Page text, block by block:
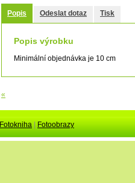
Popis Odeslat dotaz Tisk
Popis výrobku
Minimální objednávka je 10 cm
«
Fotokniha Fotoobrazy